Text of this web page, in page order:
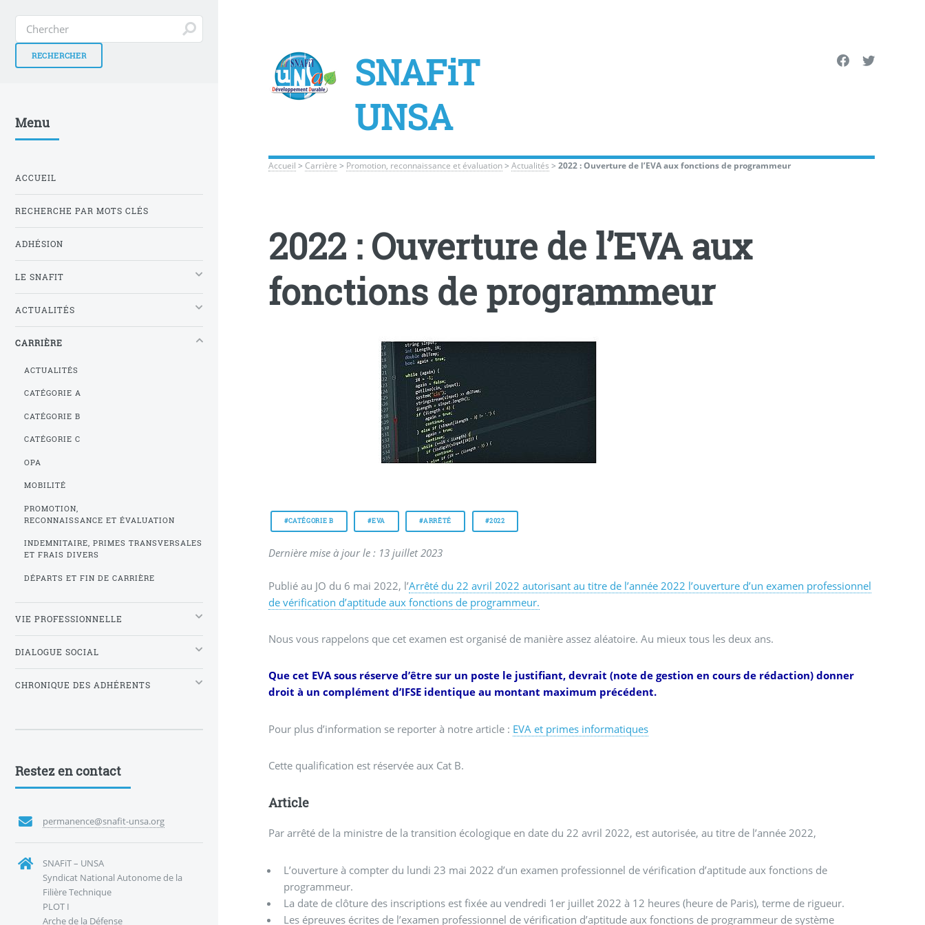
SNAFiT
UNSA
Accueil >Carrière > Promotion, reconnaissance et évaluation>Actualités >2022 : Ouverture de l’EVA aux fonctions de programmeur
2022 : Ouverture de l’EVA aux
fonctions de programmeur
#CATÉGORIE B #EVA #ARRÊTÉ #2022
Dernière mise à jour le : 13 juillet 2023
Publié au JO du 6 mai 2022, l’Arrêté du 22 avril 2022 autorisant au titre de l’année 2022 l’ouverture d’un examen professionnel
de vérification d’aptitude aux fonctions de programmeur.
Nous vous rappelons que cet examen est organisé de manière assez aléatoire. Au mieux tous les deux ans.
Que cet EVA sous réserve d’être sur un poste le justifiant, devrait (note de gestion en cours de rédaction) donner
droit à un complément d’IFSE identique au montant maximum précédent.
Pour plus d’information se reporter à notre article : EVA et primes informatiques
Cette qualification est réservée aux Cat B.
Article
Par arrêté de la ministre de la transition écologique en date du 22 avril 2022, est autorisée, au titre de l’année 2022,
L’ouverture à compter du lundi 23 mai 2022 d’un examen professionnel de vérification d’aptitude aux fonctions de
programmeur.
La date de clôture des inscriptions est fixée au vendredi 1er juillet 2022 à 12 heures (heure de Paris), terme de rigueur.
Les épreuves écrites de l’examen professionnel de vérification d’aptitude aux fonctions de programmeur de système
Menu
ACCUEIL
RECHERCHE PAR MOTS CLÉS
ADHÉSION
LE SNAFIT
ACTUALITÉS
CARRIÈRE
ACTUALITÉS
CATÉGORIE A
CATÉGORIE B
CATÉGORIE C
OPA
MOBILITÉ
PROMOTION,
RECONNAISSANCE ET ÉVALUATION
INDEMNITAIRE, PRIMES TRANSVERSALES
ET FRAIS DIVERS
DÉPARTS ET FIN DE CARRIÈRE
VIE PROFESSIONNELLE
DIALOGUE SOCIAL
CHRONIQUE DES ADHÉRENTS
Restez en contact
permanence@snafit-unsa.org
SNAFiT – UNSA
Syndicat National Autonome de la
Filière Technique
PLOT I
Arche de la Défense